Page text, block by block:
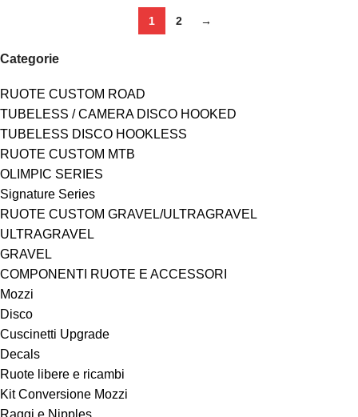
Categorie
RUOTE CUSTOM ROAD
TUBELESS / CAMERA DISCO HOOKED
TUBELESS DISCO HOOKLESS
RUOTE CUSTOM MTB
OLIMPIC SERIES
Signature Series
RUOTE CUSTOM GRAVEL/ULTRAGRAVEL
ULTRAGRAVEL
GRAVEL
COMPONENTI RUOTE E ACCESSORI
Mozzi
Disco
Cuscinetti Upgrade
Decals
Ruote libere e ricambi
Kit Conversione Mozzi
Raggi e Nipples
1 2 →